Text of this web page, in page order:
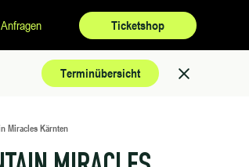
Anfragen Ticketshop
Terminübersicht
Miracles Kärnten